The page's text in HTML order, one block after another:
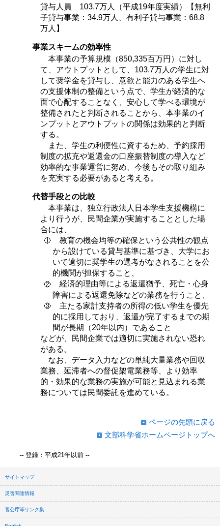
貸与人員 103.7万人（平成19年度実績）【無利
子貸与事業：34.9万人、有利子貸与事業：68.8
万人】
事業スキームの効率性
本事業の予算規模（850,335百万円）に対し
て、アウトプットとして、103.7万人の学生に対
して奨学金を貸与し、意欲と能力のある学生へ
の支援体制の整備という点で、学生が経済的な
面で心配することなく、安心して学べる環境が
整備されたと判断されることから、本事業のイ
ンプットとアウトプットの関係は効果的と判断
する。
また、学生の利便性に資するため、予約採用
制度の拡充や返還金の口座振替制度の導入など
効率的な事業運営に努め、今後もその取り組み
を充実する必要があると考える。
代替手段との比較
本事業は、独立行政法人日本学生支援機構に
より行うが、民間企業が実施することとした場
合には、
教育の機会均等の確保という公共性の観点
から設けている貸与基準に基づき、大学にお
いて適切に奨学生の選考がなされることを公
的機関が担保すること、
経済的理由等による返還猶予、死亡・心身
障害による返還免除などの業務を行うこと、
主たる家計支持者の所得の低い学生を優先
的に採用しており、返還が完了するまでの期
間が長期（20年以内）であること
などが、民間企業では適切に実施されない恐れ
がある。
なお、データ入力などの単純大量業務や回収
業務、延滞者への督促架電業務等、より効率
的・効果的な業務の実施が可能と見込まれる業
務については民間委託を進めている。
ページの先頭に戻る
文部科学省ホームページトップへ
-- 登録：平成21年以前 --
サイトマップ
災害関連情報
官公庁等リンク集